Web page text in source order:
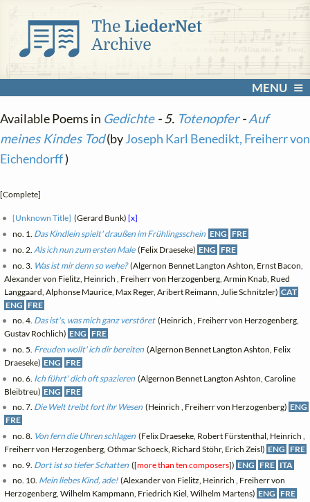
MENU
Available Poems in Gedichte- 5. Totenopfer-Auf
meines Kindes Tod(byJoseph Karl Benedikt, Freiherr von
Eichendorff)
[Complete]
[Unknown Title] (Gerard Bunk)[x]
no. 1. Das Kindlein spielt' draußen im Frühlingsschein ENG FRE
no. 2. Als ich nun zum ersten Male(Felix Draeseke) ENG FRE
no. 3. Was ist mir denn so wehe?(Algernon Bennet Langton Ashton, Ernst Bacon,
Alexander von Fielitz, Heinrich , Freiherr von Herzogenberg, Armin Knab, Rued
Langgaard, Alphonse Maurice, Max Reger, Aribert Reimann, Julie Schnitzler) CAT
ENG FRE
no. 4. Das ist's, was mich ganz verstöret(Heinrich , Freiherr von Herzogenberg,
Gustav Rochlich) ENG FRE
no. 5. Freuden wollt' ich dir bereiten (Algernon Bennet Langton Ashton, Felix
Draeseke) ENG FRE
no. 6. Ich führt' dich oft spazieren (Algernon Bennet Langton Ashton, Caroline
Bleibtreu) ENG FRE
no. 7. Die Welt treibt fort ihr Wesen (Heinrich , Freiherr von Herzogenberg) ENG
FRE
no. 8. Von fern die Uhren schlagen (Felix Draeseke, Robert Fürstenthal, Heinrich ,
Freiherr von Herzogenberg, Othmar Schoeck, Richard Stöhr, Erich Zeisl) ENG FRE
no. 9. Dort ist so tiefer Schatten ([more than ten composers]) ENG FRE ITA
no. 10. Mein liebes Kind, ade!(Alexander von Fielitz, Heinrich , Freiherr von
Herzogenberg, Wilhelm Kampmann, Friedrich Kiel, Wilhelm Martens) ENG FRE